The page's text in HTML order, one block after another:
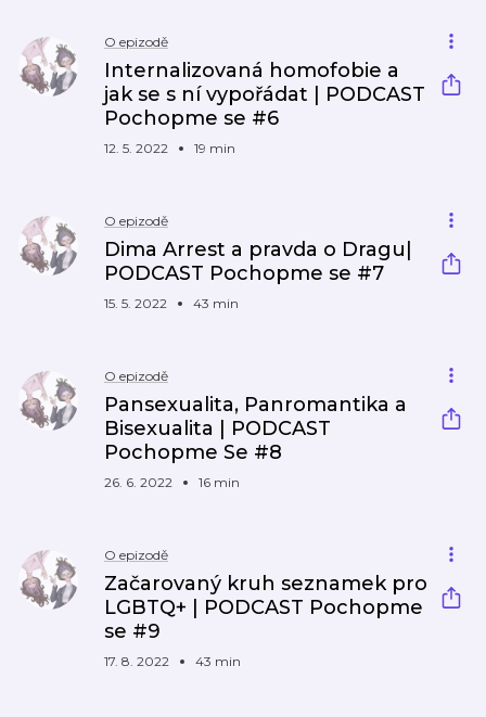
O epizodě
Internalizovaná homofobie a
jak se s ní vypořádat | PODCAST
Pochopme se #6
12. 5. 2022 19 min
O epizodě
Dima Arrest a pravda o Dragu|
PODCAST Pochopme se #7
15. 5. 2022 43 min
O epizodě
Pansexualita, Panromantika a
Bisexualita | PODCAST
Pochopme Se #8
26. 6. 2022 16 min
O epizodě
Začarovaný kruh seznamek pro
LGBTQ+ | PODCAST Pochopme
se #9
17. 8. 2022 43 min